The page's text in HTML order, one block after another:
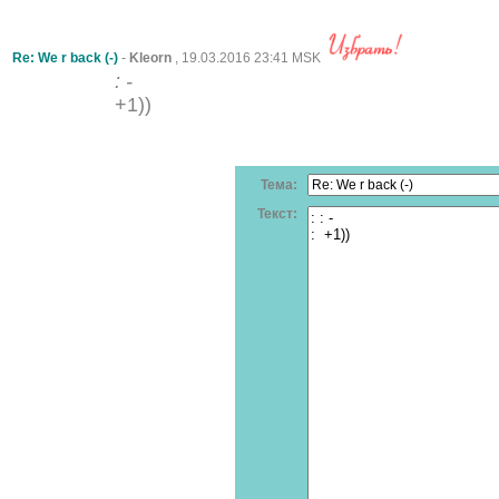
Re: We r back (-) - Kleorn , 19.03.2016 23:41 MSK
: -
+1))
Тема:
Текст: